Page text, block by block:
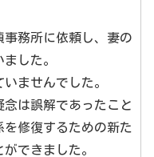
務所に依頼し、妻の
した。
ませんでした。
は誤解であったこと
修復するための新た
できました。